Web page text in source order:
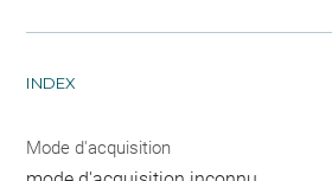
INDEX
Mode d'acquisition